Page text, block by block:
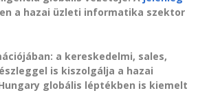
a hazai üzleti informatika szektor
a kereskedelmi, sales,
is kiszolgálja a hazai
globális léptékben is kiemelt